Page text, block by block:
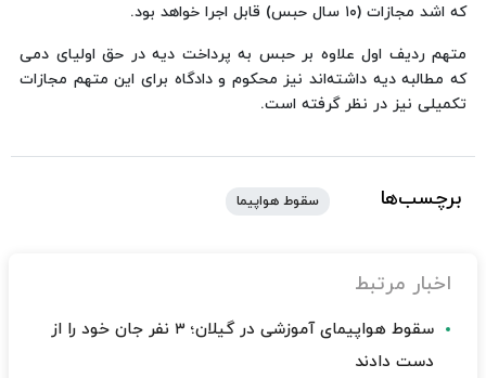
که اشد مجازات (۱۰ سال حبس) قابل اجرا خواهد بود.
متهم ردیف اول علاوه بر حبس به پرداخت دیه در حق اولیای دمی
که مطالبه دیه داشته‌اند نیز محکوم و دادگاه برای این متهم مجازات
تکمیلی نیز در نظر گرفته است.
برچسب‌ها سقوط هواپیما
اخبار مرتبط
سقوط هواپیمای آموزشی در گیلان؛ ۳ نفر جان خود را از
دست دادند